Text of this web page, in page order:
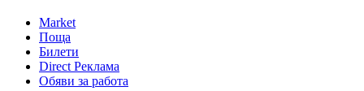
Market
Поща
Билети
Direct Реклама
Обяви за работа